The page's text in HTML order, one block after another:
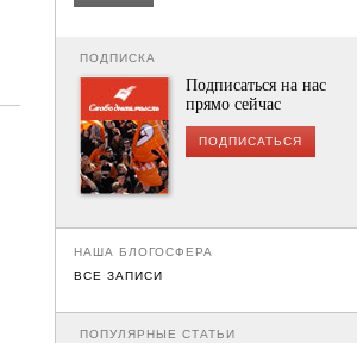
ПОДПИСКА
Подписаться на нас
прямо сейчас
ПОДПИСАТЬСЯ
НАША БЛОГОСФЕРА
ВСЕ ЗАПИСИ
ПОПУЛЯРНЫЕ СТАТЬИ